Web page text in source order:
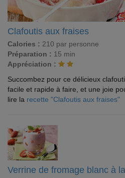
Clafoutis aux fraises
Calories : 210 par personne
Préparation : 15 min
Appréciation :
Succombez pour ce délicieux
facile et rapide à faire, et une joie
lire la recette "Clafoutis aux fraises"
Verrine de fromage blanc à